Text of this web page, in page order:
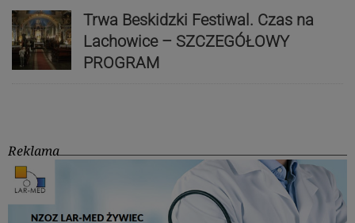
Trwa Beskidzki Festiwal. Czas na
Lachowice – SZCZEGÓŁOWY
PROGRAM
Reklama